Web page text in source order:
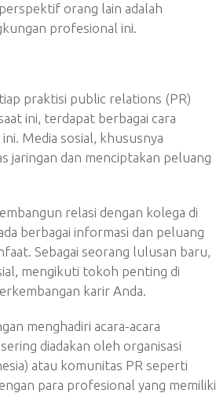
orang lain adalah
profesional ini.
praktisi public relations (PR)
ini, terdapat berbagai cara
Media sosial, khususnya
jaringan dan menciptakan peluang
relasi dengan kolega di
berbagai informasi dan peluang
Sebagai seorang lulusan baru,
mengikuti tokoh penting di
karir Anda.
menghadiri acara-acara
diadakan oleh organisasi
atau komunitas PR seperti
para profesional yang memiliki